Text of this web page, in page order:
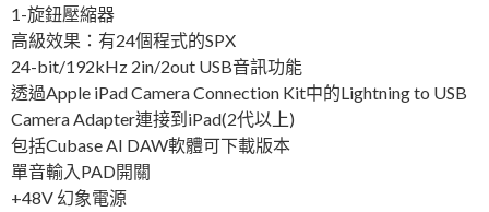
1-旋鈕壓縮器
高級效果：有24個程式的SPX
24-bit/192kHz 2in/2out USB音訊功能
透過Apple iPad Camera Connection Kit中的Lightning to USB
Camera Adapter連接到iPad(2代以上)
包括Cubase AI DAW軟體可下載版本
單音輸入PAD開關
+48V 幻象電源